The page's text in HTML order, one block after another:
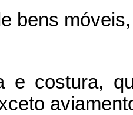
bens
e costura,